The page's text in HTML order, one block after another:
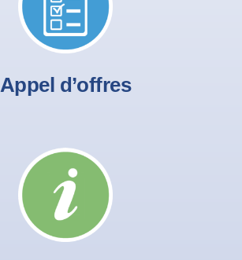
Appel d’offres